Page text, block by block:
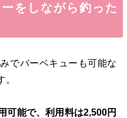
をしながら釣った
でバーベキューも可能な
可能で、利用料は2,500円